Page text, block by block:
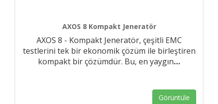
AXOS 8 Kompakt Jeneratör
AXOS 8 - Kompakt Jeneratör, çeşitli EMC
testlerini tek bir ekonomik çözüm ile birleştiren
kompakt bir çözümdür. Bu, en yaygın…
Görüntüle